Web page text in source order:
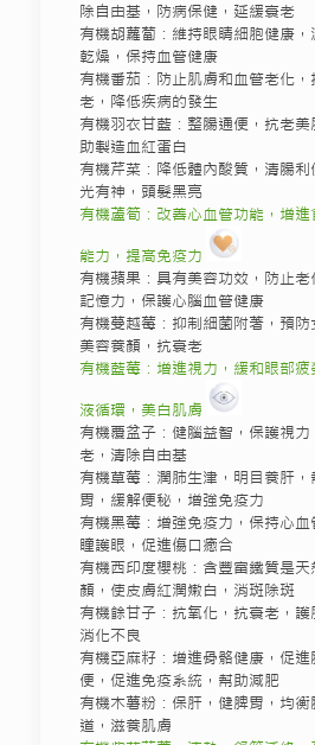
除自由基，防病保健，延緩衰老
有機胡蘿蔔：維持眼睛細胞健康
乾燥，保持血管健康
有機番茄：防止肌膚和血管老化
老，降低疾病的發生
有機羽衣甘藍：整腸通便，抗老
助製造血紅蛋白
有機芹菜：降低體內酸質，清腸
光有神，頭髮黑亮
有機蘆筍：改善心血管功能，增
能力，提高免疫力
有機蘋果：具有美容功效，防止
記憶力，保護心腦血管健康
有機蔓越莓：抑制細菌附著，預防
美容養顏，抗衰老
有機藍莓：增進視力，緩和眼部
液循環，美白肌膚
有機覆盆子：健腦益智，保護視
老，清除自由基
有機草莓：潤肺生津，明目養肝
胃，緩解便秘，增強免疫力
有機黑莓：增強免疫力，保持心
瞳護眼，促進傷口癒合
有機西印度櫻桃：含豐富鐵質是
顏，使皮膚紅潤嫩白，消斑除斑
有機餘甘子：抗氧化，抗衰老，
消化不良
有機亞麻籽：增進骨骼健康，促
便，促進免疫系統，幫助減肥
有機木薯粉：保肝，健脾胃，均
道，滋養肌膚